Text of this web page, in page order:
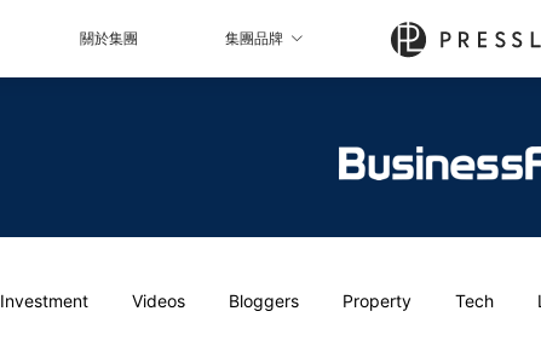
關於集團 集團品牌
Investment Videos Bloggers Property Tech